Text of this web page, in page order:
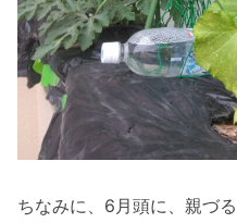
ちなみに、6月頭に、親づ